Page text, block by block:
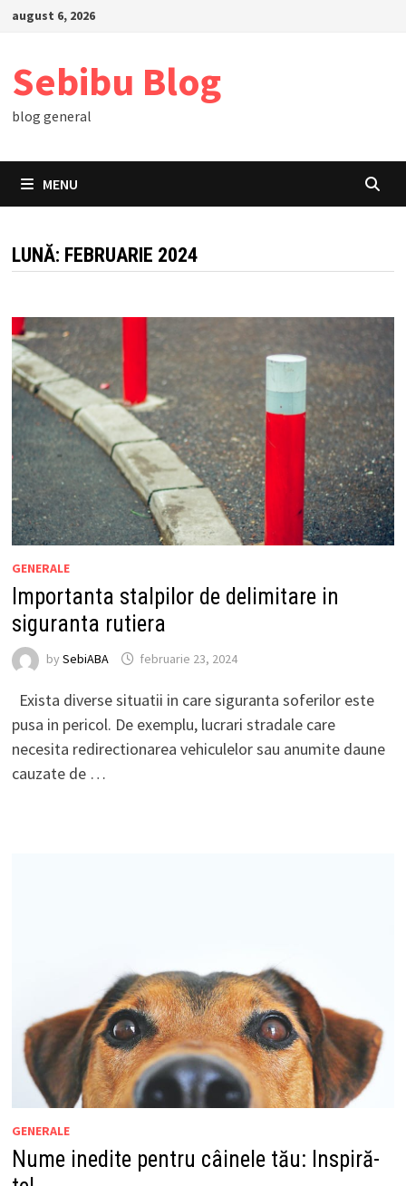
Skipaugust 6, 2026
Sebibu Blog
blog general
MENU
LUNĂ: FEBRUARIE 2024
GENERALE
Importanta stalpilor de delimitare in
siguranta rutiera
by SebiABA februarie 23, 2024
Exista diverse situatii in care siguranta soferilor este
pusa in pericol. De exemplu, lucrari stradale care
necesita redirectionarea vehiculelor sau anumite daune
cauzate de …
GENERALE
Nume inedite pentru câinele tău: Inspiră-